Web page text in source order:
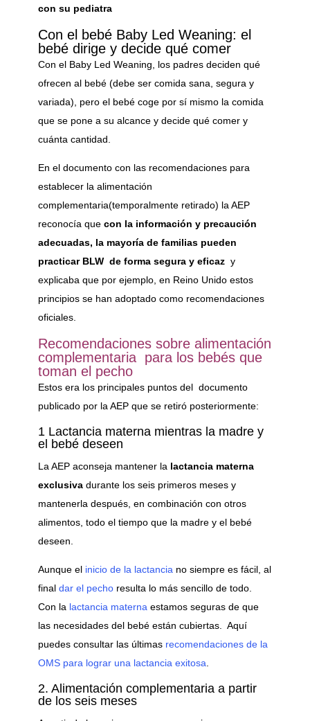
con su pediatra
Con el bebé Baby Led Weaning: el
bebé dirige y decide qué comer
Con el Baby Led Weaning, los padres deciden qué
ofrecen al bebé (debe ser comida sana, segura y
variada), pero el bebé coge por sí mismo la comida
que se pone a su alcance y decide qué comer y
cuánta cantidad.
En el documento con las recomendaciones para
establecer la alimentación
complementaria(temporalmente retirado) la AEP
reconocía que con la información y precaución
adecuadas, la mayoría de familias pueden
practicar BLW de forma segura y eficazy
explicaba que por ejemplo, en Reino Unido estos
principios se han adoptado como recomendaciones
oficiales.
Recomendaciones sobre alimentación
complementaria para los bebés que
toman el pecho
Estos era los principales puntos del documento
publicado por la AEP que se retiró posteriormente:
1 Lactancia materna mientras la madre y
el bebé deseen
La AEP aconseja mantener la lactancia materna
exclusivadurante los seis primeros meses y
mantenerla después, en combinación con otros
alimentos, todo el tiempo que la madre y el bebé
deseen.
Aunque elinicio de la lactancia no siempre es fácil, al
final dar el pechoresulta lo más sencillo de todo.
Con la lactancia materna estamos seguras de que
las necesidades del bebé están cubiertas. Aquí
puedes consultar las últimas recomendaciones de la
OMS para lograr una lactancia exitosa
2. Alimentación complementaria a partir
de los seis meses